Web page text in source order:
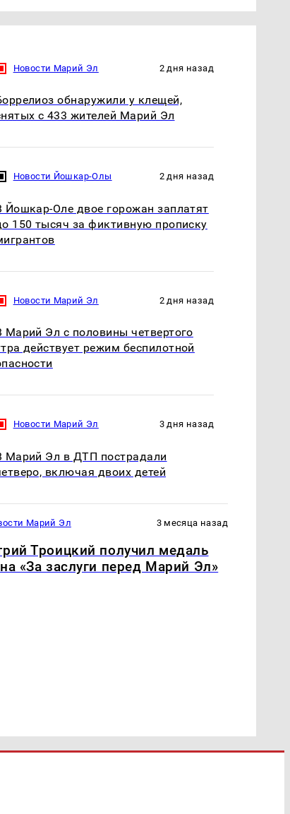
Новости Марий Эл 2 дня назад
обнаружили у клещей,
с 433 жителей Марий Эл
Новости Йошкар-Олы 2 дня назад
Йошкар-Оле двое горожан заплатят
150 тысяч за фиктивную прописку
Новости Марий Эл 2 дня назад
Марий Эл с половины четвертого
действует режим беспилотной
Новости Марий Эл 3 дня назад
Марий Эл в ДТП пострадали
включая двоих детей
Марий Эл 3 месяца назад
Троицкий получил медаль
«За заслуги перед Марий Эл»